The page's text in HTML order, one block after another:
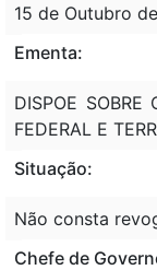
15 de Outubro
Ementa:
DISPOE SOBRE
FEDERAL E
Situação:
Não consta
Chefe de